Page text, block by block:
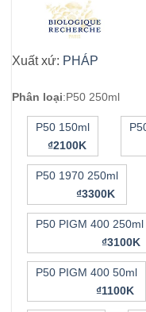
Xuất xứ: PHÁP
Phân loại:P50 250ml
P50 150ml
₫2100K
P50 1970 250ml
₫3300K
P50 PIGM 400 250ml
₫3100K
P50 PIGM 400 50ml
₫1100K